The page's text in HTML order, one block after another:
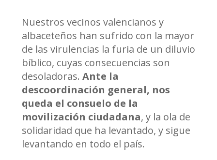
Nuestros vecinos valencianos y
albaceteños han sufrido con la mayor
de las virulencias la furia de un diluvio
bíblico, cuyas consecuencias son
desoladoras. Ante la
descoordinación general, nos
queda el consuelo de la
movilización ciudadana, y la ola de
solidaridad que ha levantado, y sigue
levantando en todo el país.